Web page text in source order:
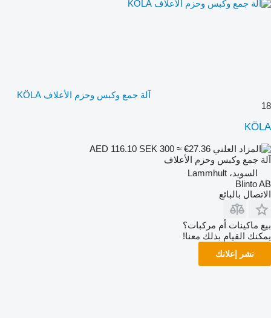
آلة جمع وكبس وحزم الأعلاف KÖLA
18
KÖLA
SEK 300 ≈ €27.36
آلة جمع وكبس وحزم الأعلاف
السويد، Lammhult
Blinto AB
الاتصال بالبائع
بيع ماكينات أم مركبات؟
يمكنك القيام بذلك معنا!
نشر إعلانك